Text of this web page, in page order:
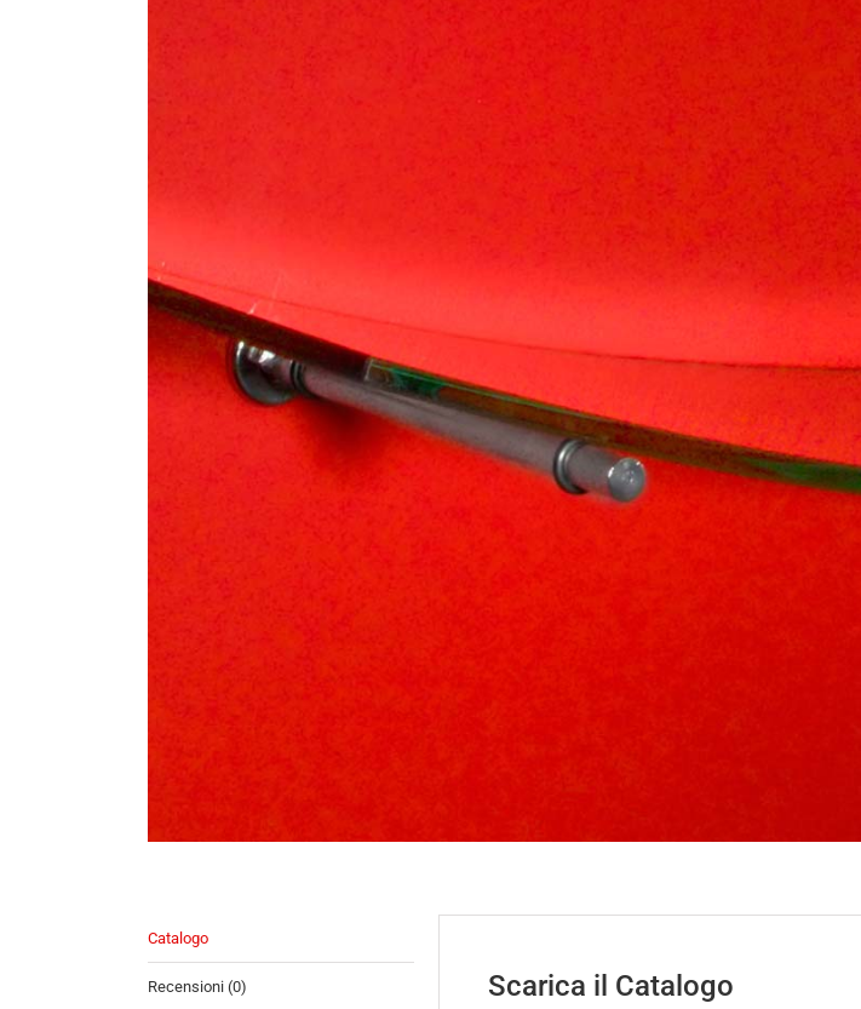
Catalogo
Recensioni (0) Scarica il Catalogo